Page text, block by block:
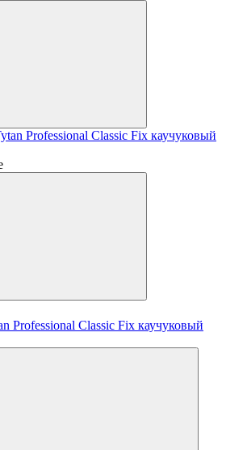
Professional Classic Fix каучуковый